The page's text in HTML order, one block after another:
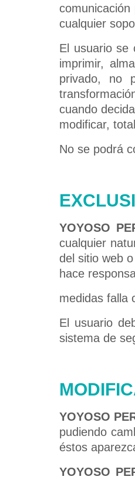
cualquier
El usuario se
imprimir,
privado, no
cuando
modificar,
No se podrá
YOYOSO
cualquier
del sitio web
hace
medidas falla
El usuario
sistema de
YOYOSO
pudiendo
éstos
YOYOSO